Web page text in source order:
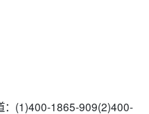
：(1)400-1865-909(2)400-